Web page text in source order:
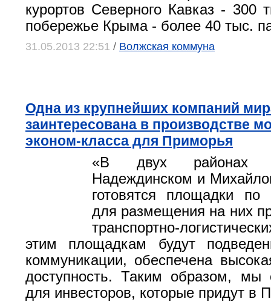
курортов Северного Кавказ - 300
побережье Крыма - более 40 тыс.
31.05.2013 22:51 / Волжская коммуна
Одна из крупнейших компаний
заинтересована в производстве
эконом-класса для Приморья
«В двух районах
Надеждинском и
готовятся площадки по
для размещения на них
транспортно-
этим площадкам будут
коммуникации, обеспечена
доступность. Таким образом, мы
для инвесторов, которые придут в